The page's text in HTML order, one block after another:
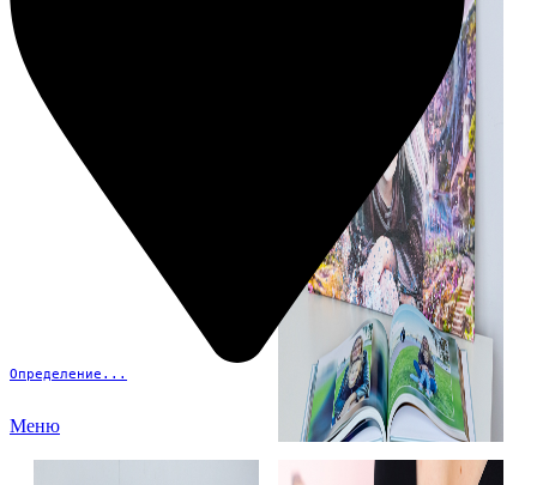
Определение...
Меню